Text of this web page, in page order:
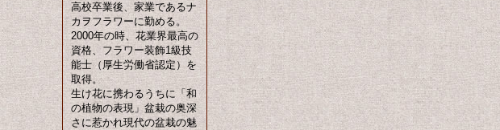
高校卒業後、家業であるナ
カヲフラワーに勤める。
2000年の時、花業界最高の
資格、フラワー装飾1級技
能士（厚生労働省認定）を
取得。
生け花に携わるうちに「和
の植物の表現」盆栽の奥深
さに惹かれ現代の盆栽の魅